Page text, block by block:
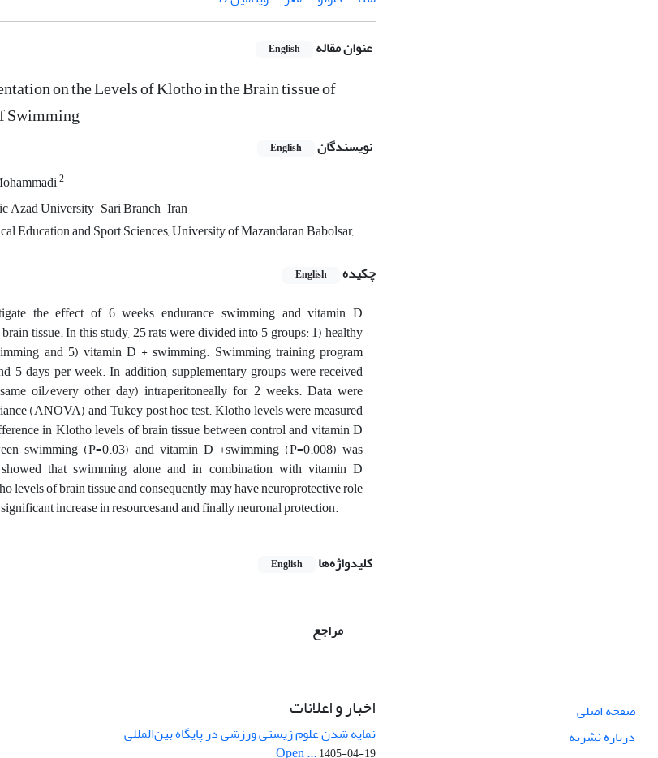
عنوان مقاله English
on the Levels of Klotho in the Brain tissue of
Swimming
نویسندگان English
2
Azad University , Sari Branch , Iran
Education and Sport Sciences, University of Mazandaran Babolsar,
چکیده
English
the effect of 6 weeks endurance swimming and vitamin D
tissue. In this study, 25 rats were divided into 5 groups: 1) healthy
and 5) vitamin D + swimming. Swimming training program
5 days per week. In addition, supplementary groups were received
oil/every other day) intraperitoneally for 2 weeks. Data were
(ANOVA) and Tukey post hoc test. Klotho levels were measured
in Klotho levels of brain tissue between control and vitamin D
swimming (P=0.03) and vitamin D +swimming (P=0.008) was
that swimming alone and in combination with vitamin D
levels of brain tissue and consequently may have neuroprotective role
increase in resourcesand and finally neuronal protection.
کلیدواژه‌ها English
مراجع
صفحه اصلی
درباره نشریه
اخبار و اعلانات
نمایه شدن علوم زیستی ورزشی در پایگاه بین‌المللی
Open ...1405-04-19